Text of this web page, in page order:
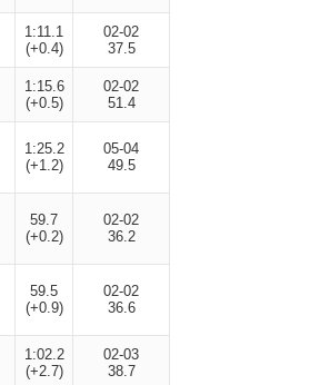
1:11.1
(+0.4)
02-02
37.5
1:15.6
(+0.5)
02-02
51.4
1:25.2
(+1.2)
05-04
49.5
59.7
(+0.2)
02-02
36.2
59.5
(+0.9)
02-02
36.6
1:02.2
(+2.7)
02-03
38.7